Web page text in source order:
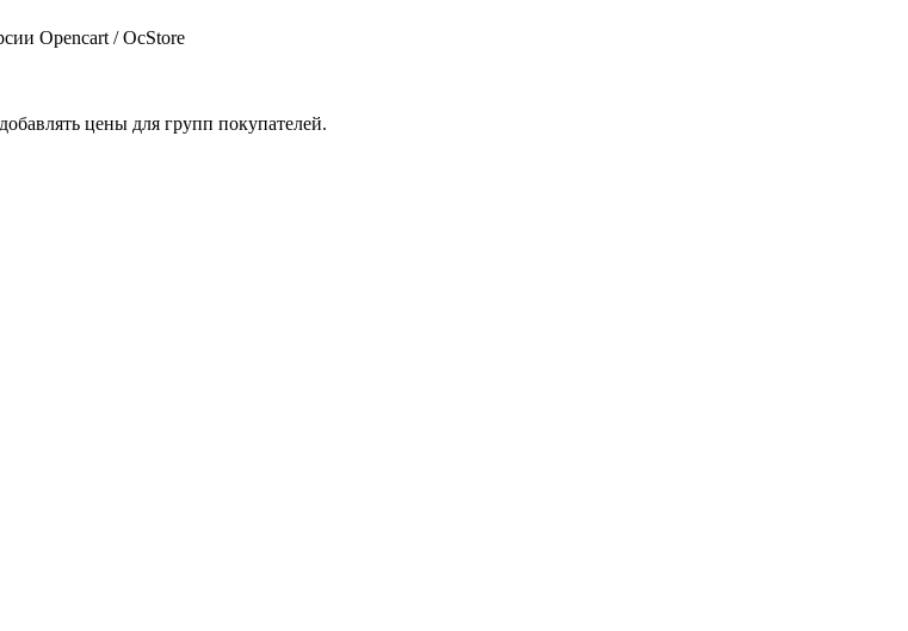
Opencart / OcStore
цены для групп покупателей.